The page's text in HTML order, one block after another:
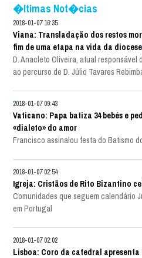
�ltimas Not�cias
2018-01-07 16:35
Viana: Transladação dos restos
fim de uma etapa na vida da diocese
D. Anacleto Oliveira, atual responsável
ao percurso de D. Júlio Tavares
2018-01-07 09:43
Vaticano: Papa batiza 34 bebés e
«dialeto» do amor
Francisco assinalou festa do Batismo
2018-01-07 02:54
Igreja: Cristãos de Rito Bizantino
Comunidades que seguem calendário
em Portugal
2018-01-07 02:02
Lisboa: Coro da catedral